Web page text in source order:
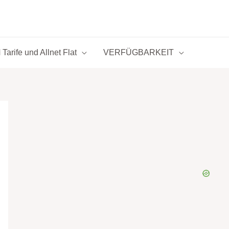
Tarife und Allnet Flat VERFÜGBARKEIT